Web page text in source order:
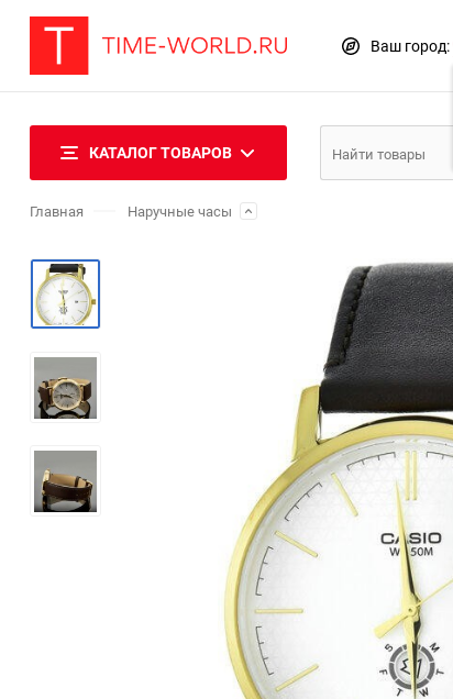
Ваш город:
КАТАЛОГ ТОВАРОВ
Главная Наручные часы